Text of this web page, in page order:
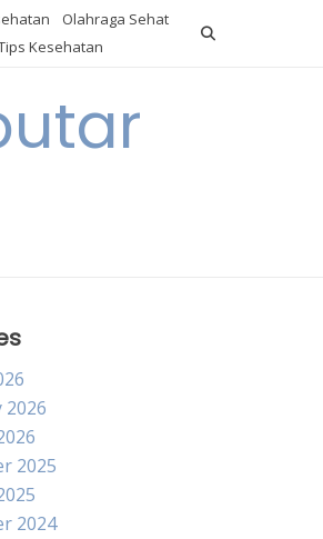
Olahraga Sehat
Kesehatan
2026
2025
2024